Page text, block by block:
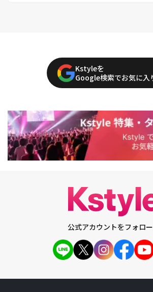
Kstyleを
Google検索でお気に入
公式アカウントをフォロー